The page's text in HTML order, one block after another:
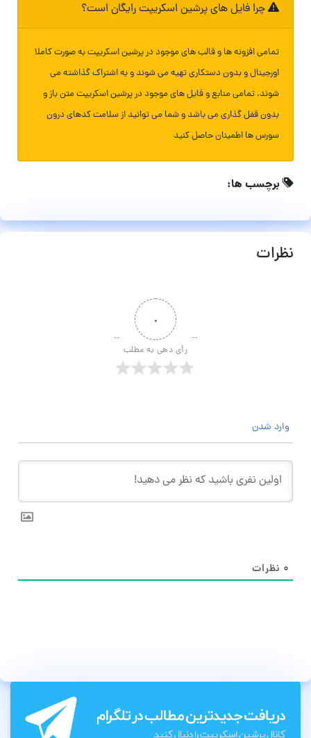
چرا فایل های پرشین اسکریپت رایگان است؟
تمامی افزونه ها و قالب های موجود در پرشین اسکریپت به صورت کاملا
اورجینال و بدون دستکاری تهیه می شوند و به اشتراک گذاشته می
شوند. تمامی منابع و فایل های موجود در پرشین اسکریپت متن باز و
بدون قفل گذاری می باشد و شما می توانید از سلامت کدهای درون
سورس ها اطمینان حاصل کنید
برچسب ها:
نظرات
۰
رأی دهی به مطلب
وارد شدن
۰ نظرات